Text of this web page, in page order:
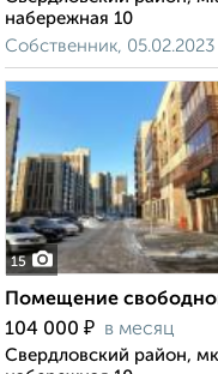
набережная 10
Собственник, 05.02.2023
15
Помещение
104 000 ₽ в месяц
Свердловский район,